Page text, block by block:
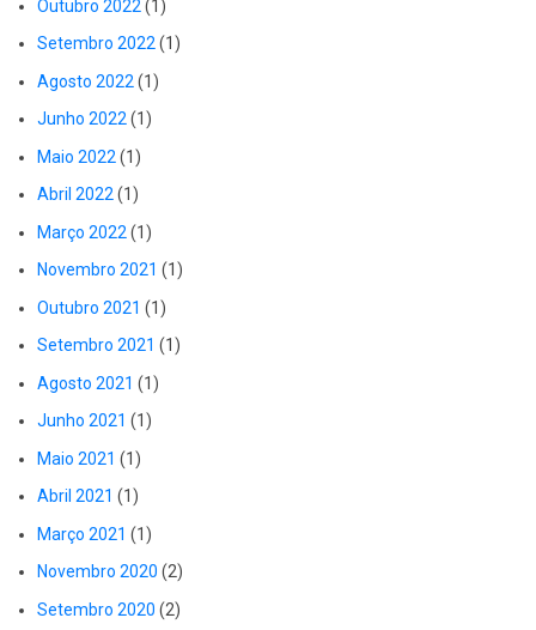
Outubro 2022 (1)
Setembro 2022(1)
Agosto 2022 (1)
Junho 2022(1)
Maio 2022 (1)
Abril 2022(1)
Março 2022 (1)
Novembro 2021 (1)
Outubro 2021 (1)
Setembro 2021 (1)
Agosto 2021 (1)
Junho 2021 (1)
Maio 2021 (1)
Abril 2021 (1)
Março 2021 (1)
Novembro 2020 (2)
Setembro 2020 (2)